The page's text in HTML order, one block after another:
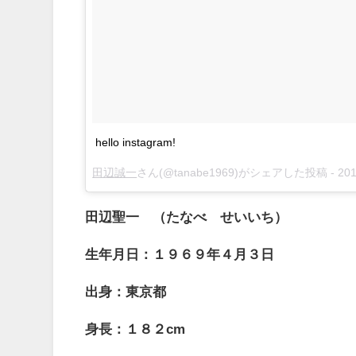
hello instagram!
田辺誠一さん(@tanabe1969)がシェアした投稿 - 2014年 9月月21日午
田辺聖一 （たなべ せいいち）
生年月日：１９６９年４月３日
出身：東京都
身長：１８２cm